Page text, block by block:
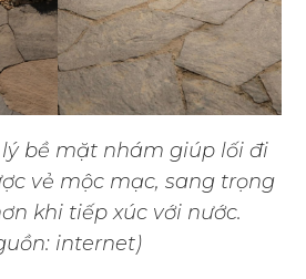
bề mặt nhám giúp lối đi
vẻ mộc mạc, sang trọng
khi tiếp xúc với nước.
internet)